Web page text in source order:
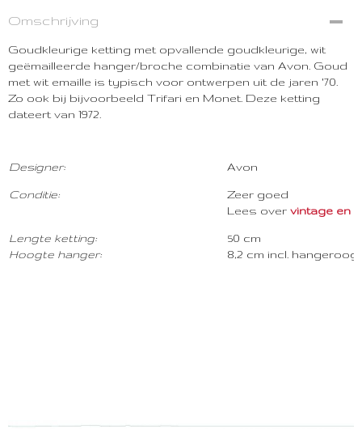
Omschrijving
Goudkleurige ketting met opvallende goudkleurige, wit
geëmailleerde hanger/broche combinatie van Avon. Goud
met wit emaille is typisch voor ontwerpen uit de jaren '70.
Zo ook bij bijvoorbeeld Trifari en Monet. Deze ketting
dateert van 1972.
Designer: Avon
Conditie:
Zeer goed
Lees over vintage en
Lengte ketting:
Hoogte hanger:
50 cm
8,2 cm incl. hangeroog